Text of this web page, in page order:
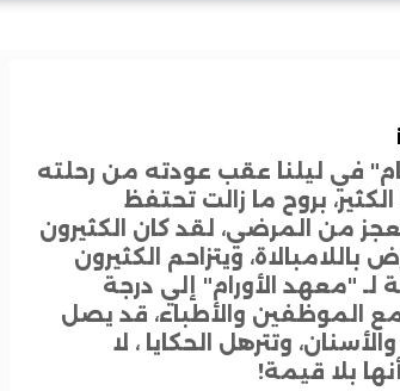
في ليلنا عقب عودته من رحلته
بروح ما زالت تحتفظ
من المرضي، لقد كان الكثيرون
ويتزاحم الكثيرون
لـ "معهد الأورام" إلي درجة
الموظفين والأطباء، قد يصل
وتترهل الحكايا ، لا
بلا قيمة!